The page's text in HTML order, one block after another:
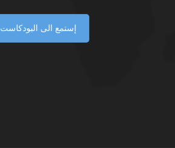
إستمع الى البودكاست